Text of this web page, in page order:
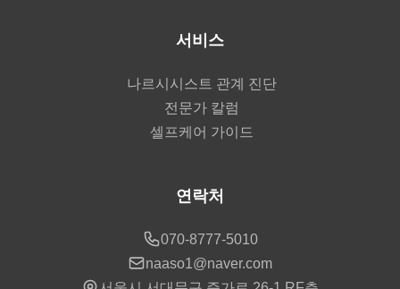
서비스
나르시시스트 관계 진단
전문가 칼럼
셀프케어 가이드
연락처
070-8777-5010
naaso1@naver.com